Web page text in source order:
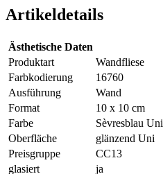
Artikeldetails
Ästhetische Daten
Produktart
Wandfliese
Farbkodierung
16760
Ausführung
Wand
Format
10 x 10 cm
Farbe
Sèvresblau Uni
Oberfläche
glänzend Uni
Preisgruppe
CC13
glasiert
ja